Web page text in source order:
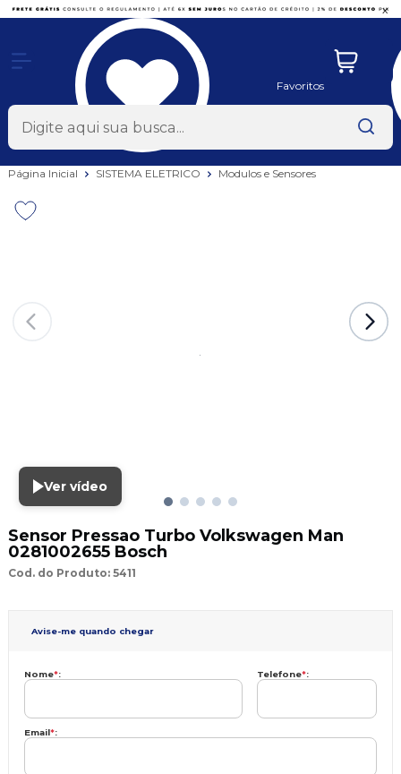
x
Favoritos
Página Inicial SISTEMA ELETRICO Modulos e Sensores
Ver vídeo
Sensor Pressao Turbo Volkswagen Man
0281002655 Bosch
Cod. do Produto: 5411
Avise-me quando chegar
Nome*: Telefone*:
Email*: